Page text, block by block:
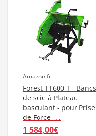
Amazon.fr
Forest TT600 T - Bancs
de scie à Plateau
basculant - pour Prise
de Force -...
1 584,00€